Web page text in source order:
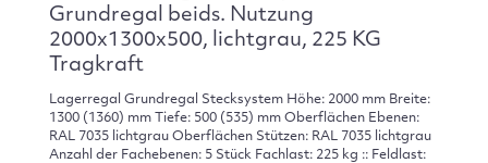
Grundregal beids. Nutzung
2000x1300x500, lichtgrau, 225 KG
Tragkraft
Lagerregal Grundregal Stecksystem Höhe: 2000 mm Breite:
1300 (1360) mm Tiefe: 500 (535) mm Oberflächen Ebenen:
RAL 7035 lichtgrau Oberflächen Stützen: RAL 7035 lichtgrau
Anzahl der Fachebenen: 5 Stück Fachlast: 225 kg :: Feldlast: